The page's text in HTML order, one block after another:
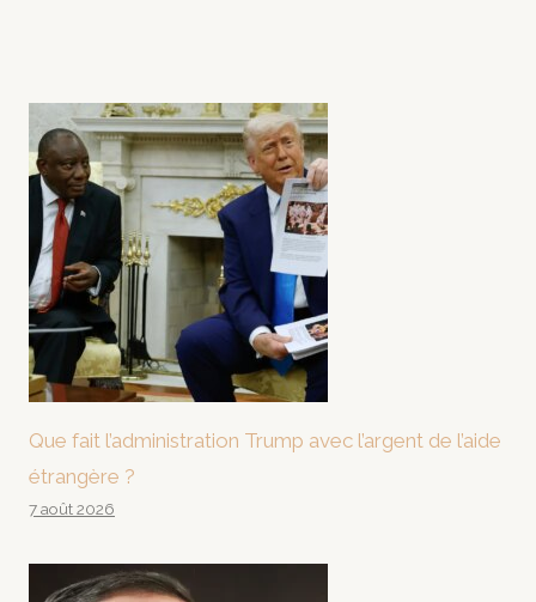
Que fait l’administration Trump avec l’argent de l’aide
étrangère ?
7 août 2026